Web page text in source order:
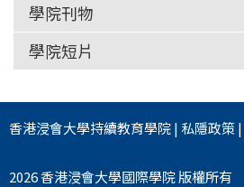
學院刊物
學院短片
香港浸會大學持續教育學院| 私隱政策|
2026 香港浸會大學國際學院 版權所有